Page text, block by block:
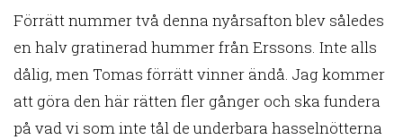
Förrätt nummer två denna nyårsafton blev således
en halv gratinerad hummer från Erssons. Inte alls
dålig, men Tomas förrätt vinner ändå. Jag kommer
att göra den här rätten fler gånger och ska fundera
på vad vi som inte tål de underbara hasselnötterna